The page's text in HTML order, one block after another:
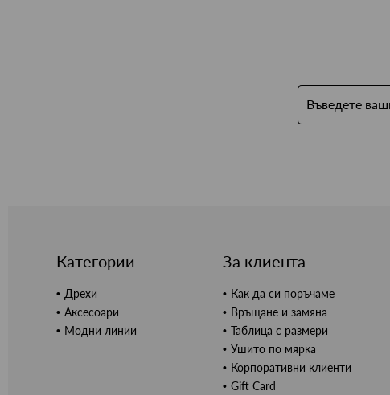
Категории
Дрехи
Аксесоари
Модни линии
За клиента
Как да си поръчаме
Връщане и замяна
Таблица с размери
Ушито по мярка
Корпоративни клиенти
Gift Card